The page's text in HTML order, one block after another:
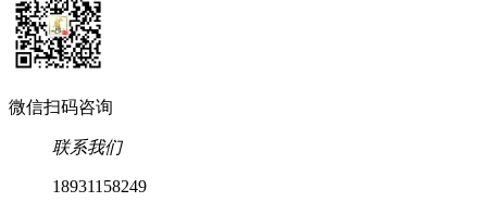
微信扫码咨询
联系我们
18931158249